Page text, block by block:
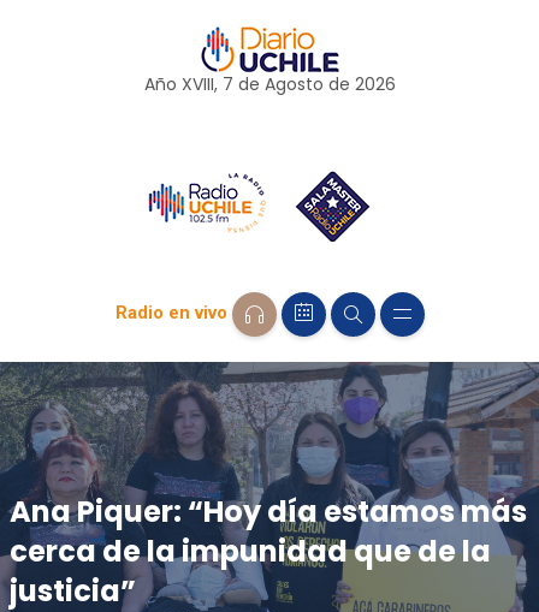
Año XVIII, 7 de Agosto de 2026
Radio en vivo
Ana Piquer: “Hoy día estamos más
cerca de la impunidad que de la
justicia”